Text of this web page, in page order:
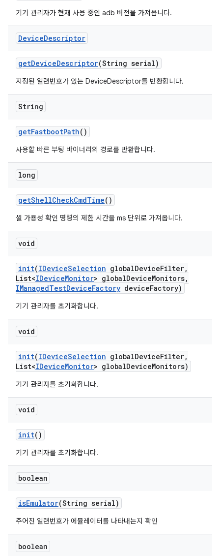
기기 관리자가 현재 사용 중인 adb 버전을 가져옵니다.
DeviceDescriptor
getDeviceDescriptor(String serial)
지정된 일련번호가 있는 DeviceDescriptor를 반환합니다.
String
getFastbootPath()
사용할 빠른 부팅 바이너리의 경로를 반환합니다.
long
getShellCheckCmdTime()
셸 가용성 확인 명령의 제한 시간을 ms 단위로 가져옵니다.
void
init(IDeviceSelection globalDeviceFilter,
List<IDeviceMonitor> globalDeviceMonitors,
IManagedTestDeviceFactory deviceFactory)
기기 관리자를 초기화합니다.
void
init(IDeviceSelection globalDeviceFilter,
List<IDeviceMonitor> globalDeviceMonitors)
기기 관리자를 초기화합니다.
void
init()
기기 관리자를 초기화합니다.
boolean
isEmulator(String serial)
주어진 일련번호가 에뮬레이터를 나타내는지 확인
boolean